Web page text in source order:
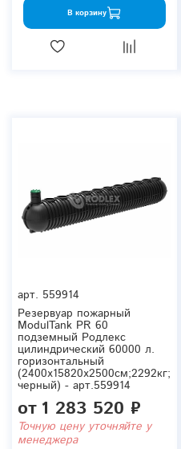
В корзину
арт. 559914
Резервуар пожарный
ModulTank PR 60
подземный Родлекс
цилиндрический 60000 л.
горизонтальный
(2400x15820x2500см;2292кг;
черный) - арт.559914
от 1 283 520 ₽
Точную цену уточняйте у
менеджера